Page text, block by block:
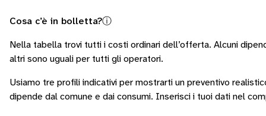
Cosa c’è in bolletta?ⓘ
Nella tabella trovi tutti i costi ordinari dell’offerta. Alcuni
altri sono uguali per tutti gli operatori.
Usiamo tre profili indicativi per mostrarti un preventivo
dipende dal comune e dai consumi. Inserisci i tuoi dati nel